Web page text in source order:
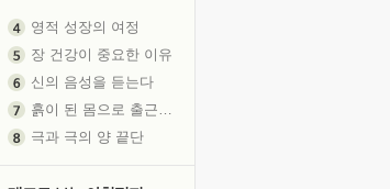
영적 성장의 여정
장 건강이 중요한 이유
신의 음성을 듣는다
흙이 된 몸으로 출근하는 여자
극과 극의 양 끝단